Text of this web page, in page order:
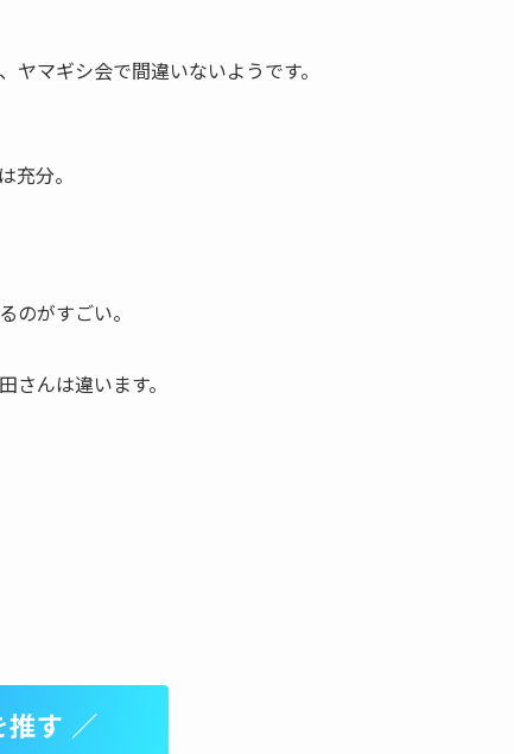
マギシ会で間違いないようです。
充分。
のがすごい。
んは違います。
す ／